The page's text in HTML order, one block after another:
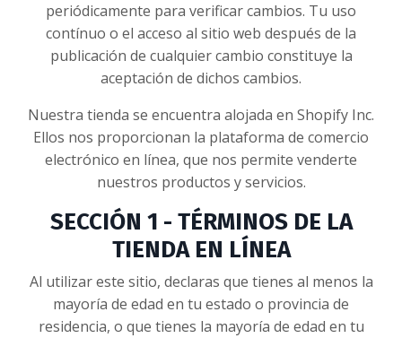
periódicamente para verificar cambios. Tu uso
contínuo o el acceso al sitio web después de la
publicación de cualquier cambio constituye la
aceptación de dichos cambios.
Nuestra tienda se encuentra alojada en Shopify Inc.
Ellos nos proporcionan la plataforma de comercio
electrónico en línea, que nos permite venderte
nuestros productos y servicios.
SECCIÓN 1 - TÉRMINOS DE LA
TIENDA EN LÍNEA
Al utilizar este sitio, declaras que tienes al menos la
mayoría de edad en tu estado o provincia de
residencia, o que tienes la mayoría de edad en tu